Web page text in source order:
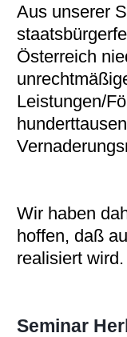
Aus unserer
Österreich
Leistungen/
Wir haben
hoffen, daß
realisiert wird.
Seminar